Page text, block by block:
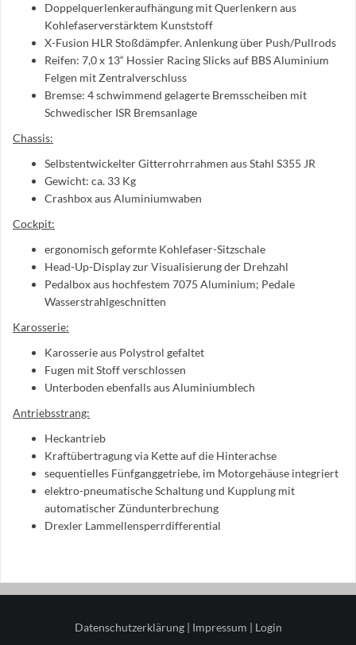
Doppelquerlenkeraufhängung mit Querlenkern aus
Kohlefaserverstärktem Kunststoff
X-Fusion HLR Stoßdämpfer. Anlenkung über Push/Pullrods
Reifen: 7,0 x 13“ Hossier Racing Slicks auf BBS Aluminium
Felgen mit Zentralverschluss
Bremse: 4 schwimmend gelagerte Bremsscheiben mit
Schwedischer ISR Bremsanlage
Chassis:
Selbstentwickelter Gitterrohrrahmen aus Stahl S355 JR
Gewicht: ca. 33 Kg
Crashbox aus Aluminiumwaben
Cockpit:
ergonomisch geformte Kohlefaser-Sitzschale
Head-Up-Display zur Visualisierung der Drehzahl
Pedalbox aus hochfestem 7075 Aluminium; Pedale
Wasserstrahlgeschnitten
Karosserie:
Karosserie aus Polystrol gefaltet
Fugen mit Stoff verschlossen
Unterboden ebenfalls aus Aluminiumblech
Antriebsstrang:
Heckantrieb
Kraftübertragung via Kette auf die Hinterachse
sequentielles Fünfganggetriebe, im Motorgehäuse integriert
elektro-pneumatische Schaltung und Kupplung mit
automatischer Zündunterbrechung
Drexler Lammellensperrdifferential
Datenschutzerklärung| Impressum | Login